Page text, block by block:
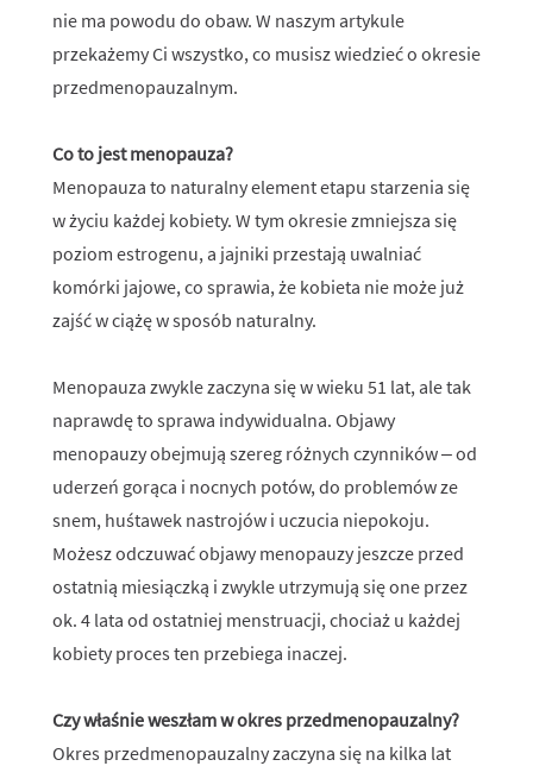
nie ma powodu do obaw. W naszym artykule
przekażemy Ci wszystko, co musisz wiedzieć o okresie
przedmenopauzalnym.
Co to jest menopauza?
Menopauza to naturalny element etapu starzenia się
w życiu każdej kobiety. W tym okresie zmniejsza się
poziom estrogenu, a jajniki przestają uwalniać
komórki jajowe, co sprawia, że kobieta nie może już
zajść w ciążę w sposób naturalny.
Menopauza zwykle zaczyna się w wieku 51 lat, ale tak
naprawdę to sprawa indywidualna. Objawy
menopauzy obejmują szereg różnych czynników – od
uderzeń gorąca i nocnych potów, do problemów ze
snem, huśtawek nastrojów i uczucia niepokoju.
Możesz odczuwać objawy menopauzy jeszcze przed
ostatnią miesiączką i zwykle utrzymują się one przez
ok. 4 lata od ostatniej menstruacji, chociaż u każdej
kobiety proces ten przebiega inaczej.
Czy właśnie weszłam w okres przedmenopauzalny?
Okres przedmenopauzalny zaczyna się na kilka lat